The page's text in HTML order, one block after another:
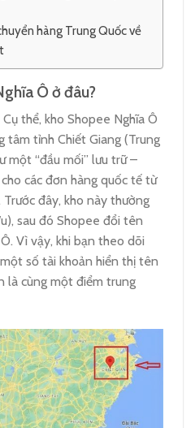
hàng Trung Quốc về
Ô ở đâu?
thể, kho Shopee Nghĩa Ô
tâm tỉnh Chiết Giang (Trung
một “đầu mối” lưu trữ –
các đơn hàng quốc tế từ
đây, kho này thường
sau đó Shopee đổi tên
Vì vậy, khi bạn theo dõi
số tài khoản hiển thị tên
là cùng một điểm trung